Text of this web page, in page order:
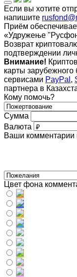
Если вы хотите
напишите
Приём
«Удружење
Возврат
подтверждении
Внимание!
карты зарубежного
сервисами PayPal ,
партнера в
Кому помочь?
Сумма
Валюта
Ваши комментарии
Цвет фона